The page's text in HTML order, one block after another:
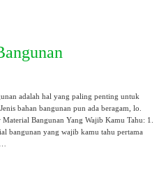
adalah hal yang paling penting untuk
bahan bangunan pun ada beragam, lo.
Bangunan Yang Wajib Kamu Tahu: 1.
bangunan yang wajib kamu tahu pertama